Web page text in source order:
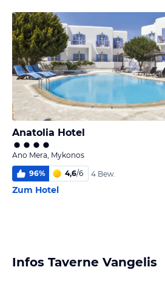
Anatolia Hotel
Ano Mera, Mykonos
96% 4,6/6 4 Bew.
Zum Hotel
Infos Taverne Vangelis